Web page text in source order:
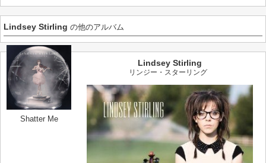
Lindsey Stirling の他のアルバム
Shatter Me
Lindsey Stirling
リンジー・スターリング